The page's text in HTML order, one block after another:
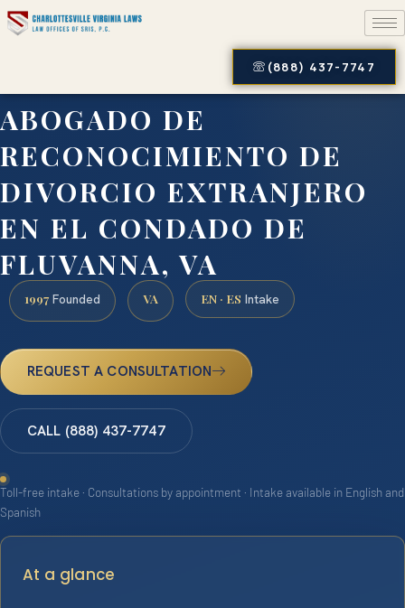
(888) 437-7747
ABOGADO DE
RECONOCIMIENTO DE
DIVORCIO EXTRANJERO
EN EL CONDADO DE
FLUVANNA, VA
1997 Founded VA EN · ES Intake
REQUEST A CONSULTATION
CALL (888) 437-7747
Toll-free intake · Consultations by appointment · Intake available in English and
Spanish
At a glance